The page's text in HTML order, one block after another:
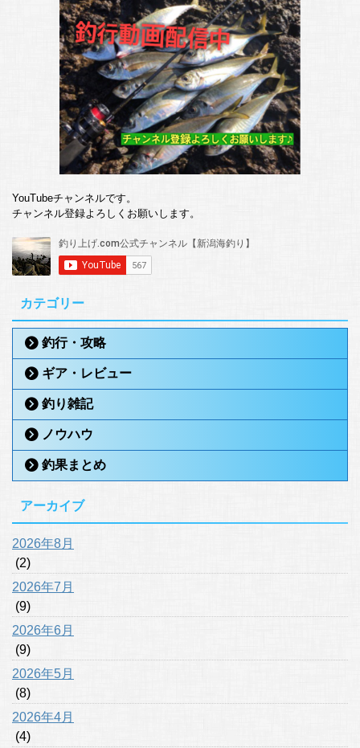
YouTubeチャンネルです。
チャンネル登録よろしくお願いします。
カテゴリー
釣行・攻略
ギア・レビュー
釣り雑記
ノウハウ
釣果まとめ
アーカイブ
2026年8月
(2)
2026年7月
(9)
2026年6月
(9)
2026年5月
(8)
2026年4月
(4)